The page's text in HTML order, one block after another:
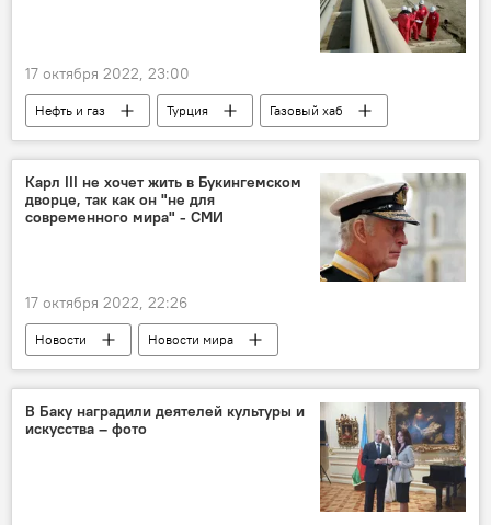
17 октября 2022, 23:00
Нефть и газ Турция
Газовый хаб
Азербайджан
Туркменистан
Эксперт
Европа
Карл III не хочет жить в Букингемском
дворце, так как он "не для
современного мира" - СМИ
17 октября 2022, 22:26
Новости
Новости мира
король Карл III
Букингемский дворец
В Баку наградили деятелей культуры и
искусства – фото